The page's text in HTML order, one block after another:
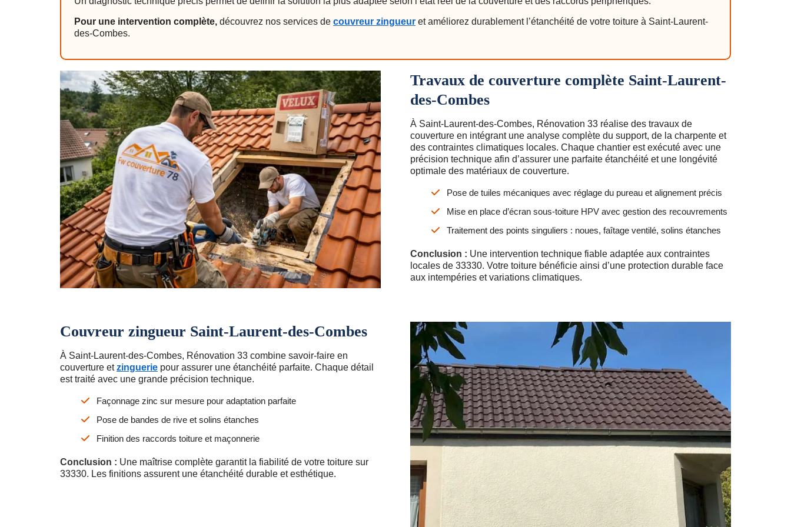
Pour une intervention complète, découvrez nos services de couvreur zingueur et améliorez durablement l’étanchéité de votre toiture à Saint-Laurent-
des-Combes.
Travaux de couverture complète Saint-Laurent-
des-Combes
À Saint-Laurent-des-Combes, Rénovation 33 réalise des travaux de
couverture en intégrant une analyse complète du support, de la charpente et
des contraintes climatiques locales. Chaque chantier est exécuté avec une
précision technique afin d’assurer une parfaite étanchéité et une longévité
optimale des matériaux de couverture.
Pose de tuiles mécaniques avec réglage du pureau et alignement précis
Mise en place d’écran sous-toiture HPV avec gestion des recouvrements
Traitement des points singuliers : noues, faîtage ventilé, solins étanches
Conclusion : Une intervention technique fiable adaptée aux contraintes
locales de 33330. Votre toiture bénéficie ainsi d’une protection durable face
aux intempéries et variations climatiques.
Couvreur zingueur Saint-Laurent-des-Combes
À Saint-Laurent-des-Combes, Rénovation 33 combine savoir-faire en
couverture etzinguerie pour assurer une étanchéité parfaite. Chaque détail
est traité avec une grande précision technique.
Façonnage zinc sur mesure pour adaptation parfaite
Pose de bandes de rive et solins étanches
Finition des raccords toiture et maçonnerie
Conclusion : Une maîtrise complète garantit la fiabilité de votre toiture sur
33330. Les finitions assurent une étanchéité durable et esthétique.